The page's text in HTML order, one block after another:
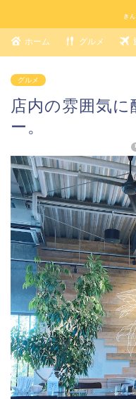
き
ホーム グルメ
グルメ
店内の雰囲気
ー。